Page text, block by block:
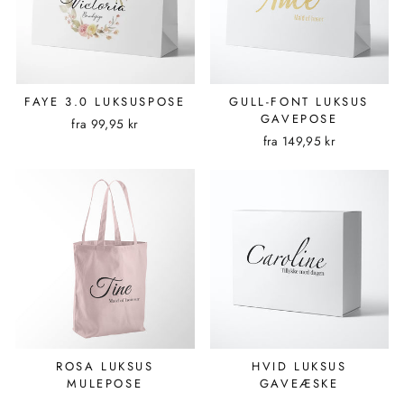
FAYE 3.0 LUKSUSPOSE
fra 99,95 kr
GULL-FONT LUKSUS
GAVEPOSE
fra 149,95 kr
ROSA LUKSUS
MULEPOSE
HVID LUKSUS
GAVEÆSKE